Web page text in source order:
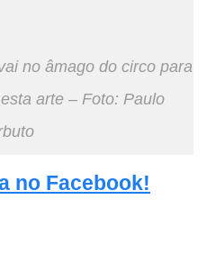
no âmago do circo para
arte – Foto: Paulo
no Facebook!